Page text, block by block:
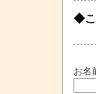
◆こ
お名